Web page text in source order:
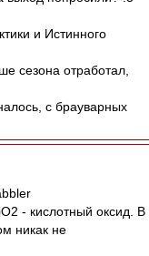
и Истинного
сезона отработал,
с брауварных
- кислотный оксид. В
никак не